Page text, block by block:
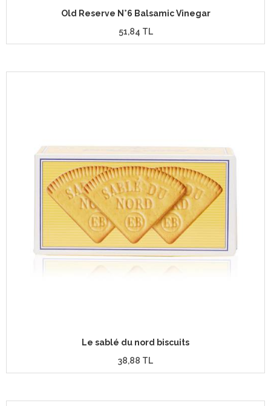
Old Reserve N°6 Balsamic Vinegar
51,84 TL
Le sablé du nord biscuits
38,88 TL